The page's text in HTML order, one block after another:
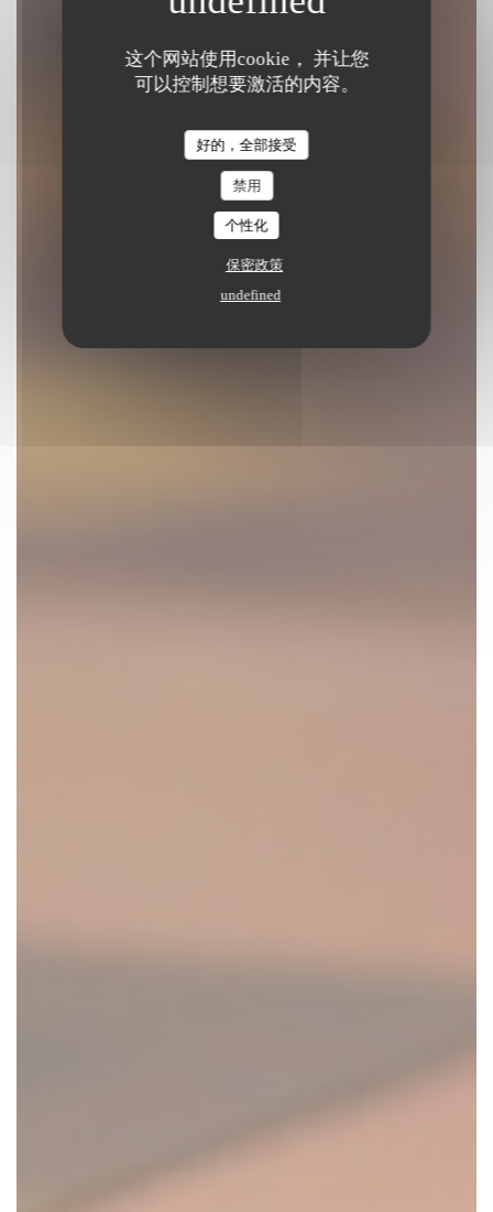
这个网站使用cookie， 并让您
可以控制想要激活的内容。
好的，全部接受
禁用
个性化
保密政策
undefined
Le Grand Morien
茶馆和餐厅 |DUNKERQUE
预订餐位